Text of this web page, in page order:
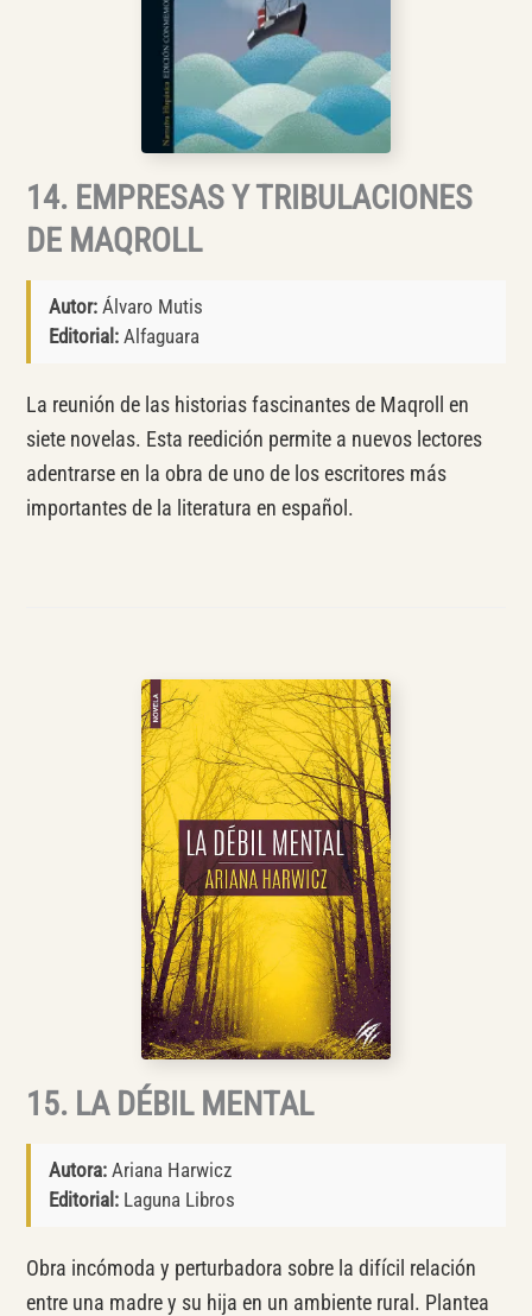
14. EMPRESAS Y TRIBULACIONES
DE MAQROLL
Autor:Álvaro Mutis
Editorial:Alfaguara
La reunión de las historias fascinantes de Maqroll en
siete novelas. Esta reedición permite a nuevos lectores
adentrarse en la obra de uno de los escritores más
importantes de la literatura en español.
15. LA DÉBIL MENTAL
Autora:Ariana Harwicz
Editorial:Laguna Libros
Obra incómoda y perturbadora sobre la difícil relación
entre una madre y su hija en un ambiente rural. Plantea